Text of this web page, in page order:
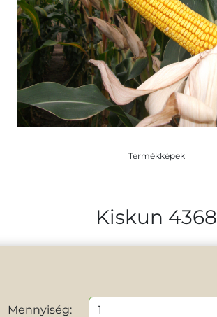
Termékképek
Kiskun 4368
Mennyiség: